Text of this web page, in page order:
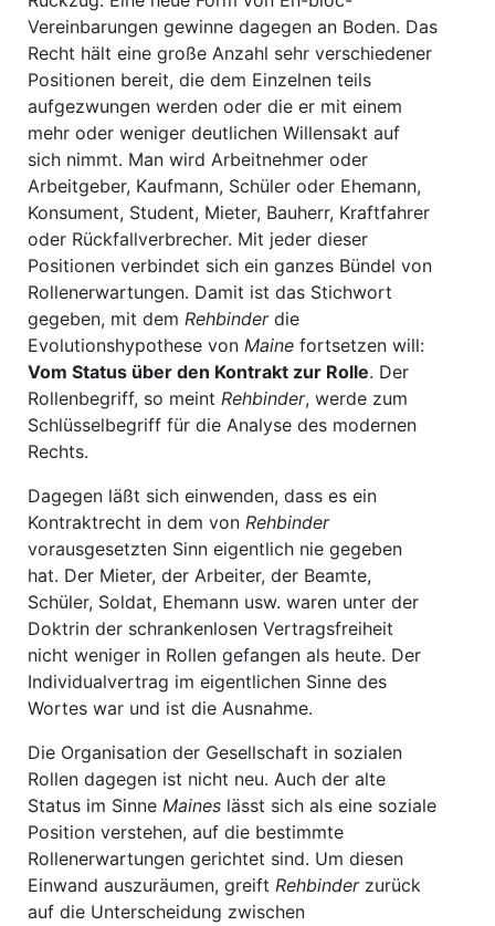
Vereinbarungen gewinne dagegen an Boden. Das
Recht hält eine große Anzahl sehr verschiedener
Positionen bereit, die dem Einzelnen teils
aufgezwungen werden oder die er mit einem
mehr oder weniger deutlichen Willensakt auf
sich nimmt. Man wird Arbeitnehmer oder
Arbeitgeber, Kaufmann, Schüler oder Ehemann,
Konsument, Student, Mieter, Bauherr, Kraftfahrer
oder Rückfallverbrecher. Mit jeder dieser
Positionen verbindet sich ein ganzes Bündel von
Rollenerwartungen. Damit ist das Stichwort
gegeben, mit dem Rehbinderdie
Evolutionshypothese von Maine fortsetzen will:
Vom Status über den Kontrakt zur Rolle. Der
Rollenbegriff, so meint Rehbinder, werde zum
Schlüsselbegriff für die Analyse des modernen
Rechts.
Dagegen läßt sich einwenden, dass es ein
Kontraktrecht in dem von Rehbinder
vorausgesetzten Sinn eigentlich nie gegeben
hat. Der Mieter, der Arbeiter, der Beamte,
Schüler, Soldat, Ehemann usw. waren unter der
Doktrin der schrankenlosen Vertragsfreiheit
nicht weniger in Rollen gefangen als heute. Der
Individualvertrag im eigentlichen Sinne des
Wortes war und ist die Ausnahme.
Die Organisation der Gesellschaft in sozialen
Rollen dagegen ist nicht neu. Auch der alte
Status im Sinne Maines lässt sich als eine soziale
Position verstehen, auf die bestimmte
Rollenerwartungen gerichtet sind. Um diesen
Einwand auszuräumen, greift Rehbinderzurück
auf die Unterscheidung zwischen